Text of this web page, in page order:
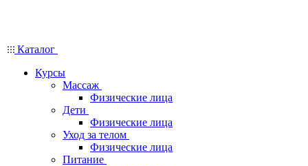
Каталог
Курсы
Массаж
Физические лица
Дети
Физические лица
Уход за телом
Физические лица
Питание